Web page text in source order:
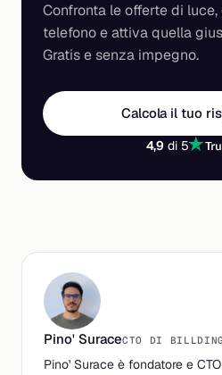
Confronta le offerte di
telefono e attiva quella
Gratis e senza impegno.
Calcola il tuo
4,9 di 5
Pino' SuraceCTO DI BILLDING
Pino' Surace è fondatore e